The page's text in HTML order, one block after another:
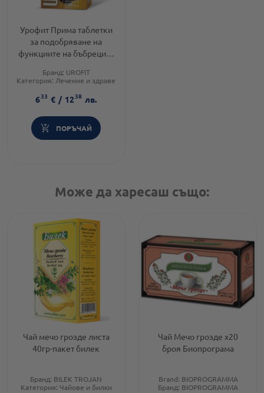
Урофит Прима таблетки
за подобряване на
функциите на бъбреците
д-р Тошков
Бранд: UROFIT
Категория: Лечение и здраве
633 € / 1238 лв.
ПОРЪЧАЙ
Може да харесаш също:
Чай мечо грозде листа
40гр-пакет билек
Бранд: BILEK TROJAN
Категория: Чайове и билки
Чай Мечо грозде х20
броя Биопрограма
Brand: BIOPROGRAMMA
Бранд: BIOPROGRAMMA